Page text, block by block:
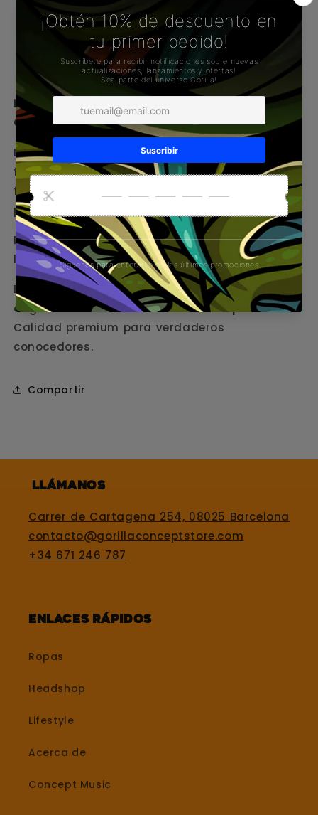
Retiro disponible enGorilla Concept Store
Normalmente está listo en 1 hora
Ver información de la tienda
PUFFCO Plus Chamber disponible en GORILLA
Concept Store
Donde ocurre la magia. LaPlus Chamber
fabricada en cerámica de alta calidad, lo que
facilita la limpieza y proporciona un vapor más
puro — sin bobinas, sin pegamentos, sin fibras.
Disfruta de una experiencia discreta, limpia y
llena de sabor dondequiera que vayas.
Encuentra esta y otras piezas
originalesPUFFCOenGORILLA Concept Store.
Calidad premium para verdaderos
conocedores.
Compartir
Llámanos
Carrer de Cartagena 254, 08025 Barcelona
contacto@gorillaconceptstore.com
+34 671 246 787
Enlaces rápidos
Ropas
Headshop
Lifestyle
Acerca de
Concept Music